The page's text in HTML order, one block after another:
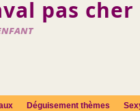
pas cher
Déguisement thèmes